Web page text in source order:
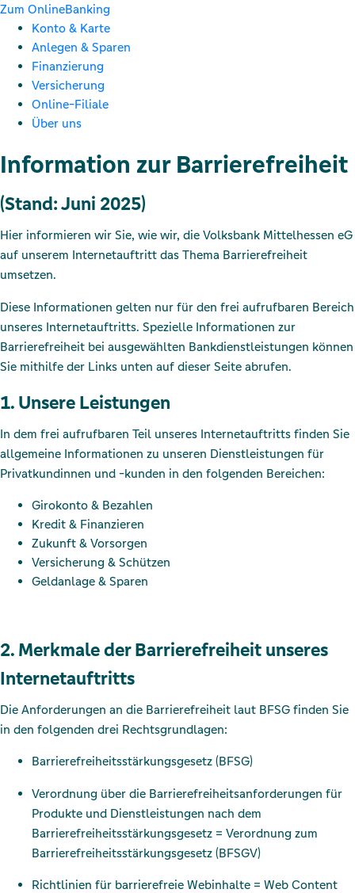
Zum OnlineBanking
Konto & Karte
Anlegen & Sparen
Finanzierung
Versicherung
Online-Filiale
Über uns
Information zur Barrierefreiheit
(Stand: Juni 2025)
Hier informieren wir Sie, wie wir, die Volksbank Mittelhessen eG
auf unserem Internetauftritt das Thema Barrierefreiheit
umsetzen.
Diese Informationen gelten nur für den frei aufrufbaren Bereich
unseres Internetauftritts. Spezielle Informationen zur
Barrierefreiheit bei ausgewählten Bankdienstleistungen können
Sie mithilfe der Links unten auf dieser Seite abrufen.
1. Unsere Leistungen
In dem frei aufrufbaren Teil unseres Internetauftritts finden Sie
allgemeine Informationen zu unseren Dienstleistungen für
Privatkundinnen und -kunden in den folgenden Bereichen:
Girokonto & Bezahlen
Kredit & Finanzieren
Zukunft & Vorsorgen
Versicherung & Schützen
Geldanlage & Sparen
2. Merkmale der Barrierefreiheit unseres
Internetauftritts
Die Anforderungen an die Barrierefreiheit laut BFSG finden Sie
in den folgenden drei Rechtsgrundlagen:
Barrierefreiheitsstärkungsgesetz (BFSG)
Verordnung über die Barrierefreiheitsanforderungen für
Produkte und Dienstleistungen nach dem
Barrierefreiheitsstärkungsgesetz = Verordnung zum
Barrierefreiheitsstärkungsgesetz (BFSGV)
Richtlinien für barrierefreie Webinhalte = Web Content